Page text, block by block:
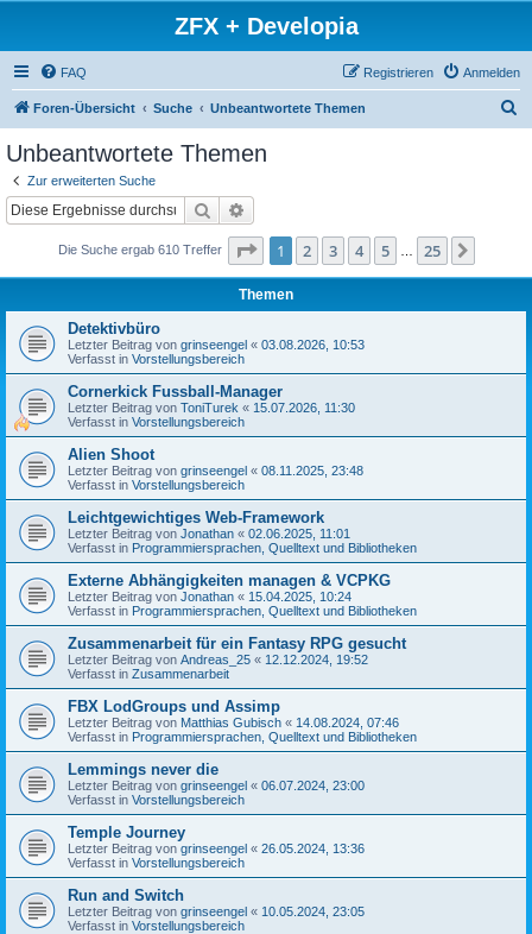
ZFX + Developia
FAQ Anmelden
Registrieren
Foren-Übersicht Suche Unbeantwortete Themen
Unbeantwortete Themen
Zur erweiterten Suche
Suche
Die Suche ergab 610 Treffer Seite 1von 25
1 2 3 4 5 25
Themen
Detektivbüro
Letzter Beitrag von grinseengel « 03.08.2026, 10:53
Verfasst in Vorstellungsbereich
Cornerkick Fussball-Manager
Letzter Beitrag von ToniTurek « 15.07.2026, 11:30
Verfasst in Vorstellungsbereich
Alien Shoot
Letzter Beitrag von grinseengel « 08.11.2025, 23:48
Verfasst in Vorstellungsbereich
Leichtgewichtiges Web-Framework
Letzter Beitrag von Jonathan « 02.06.2025, 11:01
Verfasst in Programmiersprachen, Quelltext und Bibliotheken
Externe Abhängigkeiten managen & VCPKG
Letzter Beitrag von Jonathan « 15.04.2025, 10:24
Verfasst in Programmiersprachen, Quelltext und Bibliotheken
Zusammenarbeit für ein Fantasy RPG gesucht
Letzter Beitrag von Andreas_25 « 12.12.2024, 19:52
Verfasst in Zusammenarbeit
FBX LodGroups und Assimp
Letzter Beitrag von Matthias Gubisch « 14.08.2024, 07:46
Verfasst in Programmiersprachen, Quelltext und Bibliotheken
Lemmings never die
Letzter Beitrag von grinseengel « 06.07.2024, 23:00
Verfasst in Vorstellungsbereich
Temple Journey
Letzter Beitrag von grinseengel « 26.05.2024, 13:36
Verfasst in Vorstellungsbereich
Run and Switch
Letzter Beitrag von grinseengel « 10.05.2024, 23:05
Verfasst in Vorstellungsbereich